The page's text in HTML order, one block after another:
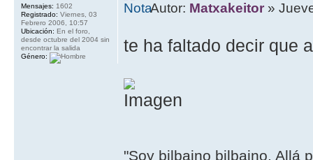
Autor: Matxakeitor »
te ha faltado decir que
"Soy bilbaino bilbaino. Allá
Mensajes: 1602
Registrado: Viernes, 03
Febrero 2006, 10:57
Ubicación: En el foro,
desde octubre del 2004 sin
encontrar la salida
Género: